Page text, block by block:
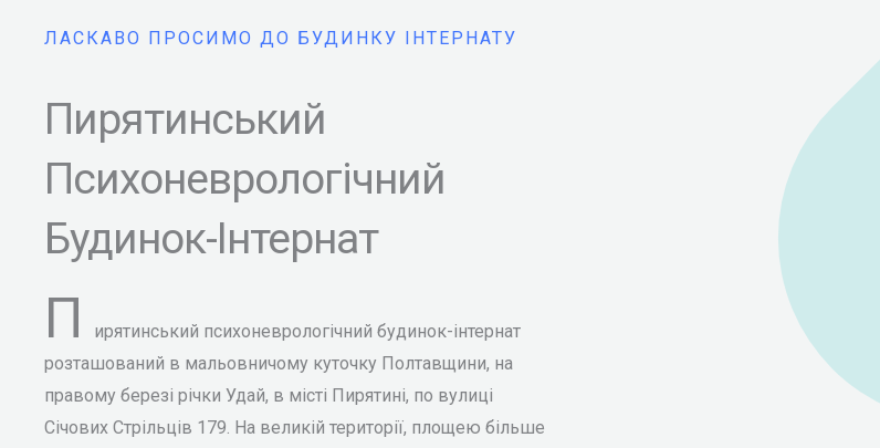
ЛАСКАВО ПРОСИМО ДО БУДИНКУ ІНТЕРНАТУ
Пирятинський
Психоневрологічний
Будинок-Інтернат
П
ирятинський психоневрологічний будинок-інтернат
розташований в мальовничому куточку Полтавщини, на
правому березі річки Удай, в місті Пирятині, по вулиці
Січових Стрільців 179. На великій території, площею більше